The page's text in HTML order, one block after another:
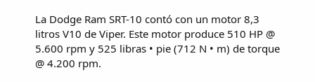
La Dodge Ram SRT-10 contó con un motor 8,3
litros V10 de Viper. Este motor produce 510 HP @
5.600 rpm y 525 libras • pie (712 N • m) de torque
@ 4.200 rpm.